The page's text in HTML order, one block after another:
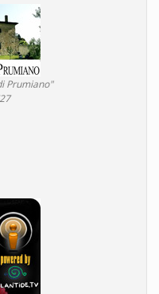
Prumiano"